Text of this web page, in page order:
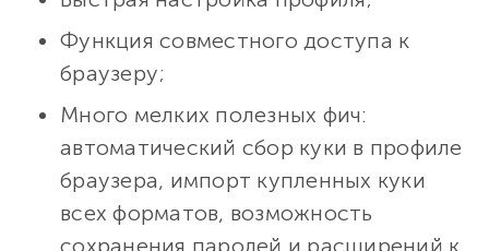
Функция совместного доступа к
браузеру;
Много мелких полезных фич:
автоматический сбор куки в профиле
браузера, импорт купленных куки
всех форматов, возможность